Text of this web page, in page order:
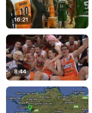
16:21
8:44